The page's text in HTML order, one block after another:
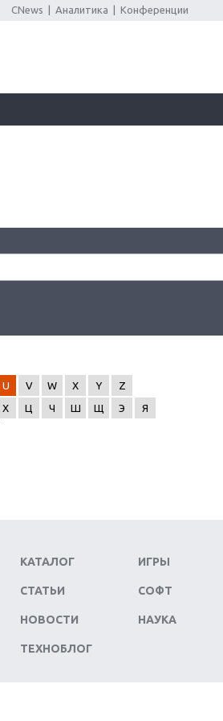
CNews Аналитика Конференции
U V W X Y
Z
Х Ц Ч Ш Щ Э
Я
КАТАЛОГ
СТАТЬИ
НОВОСТИ
ТЕХНОБЛОГ
ИГРЫ
СОФТ
НАУКА